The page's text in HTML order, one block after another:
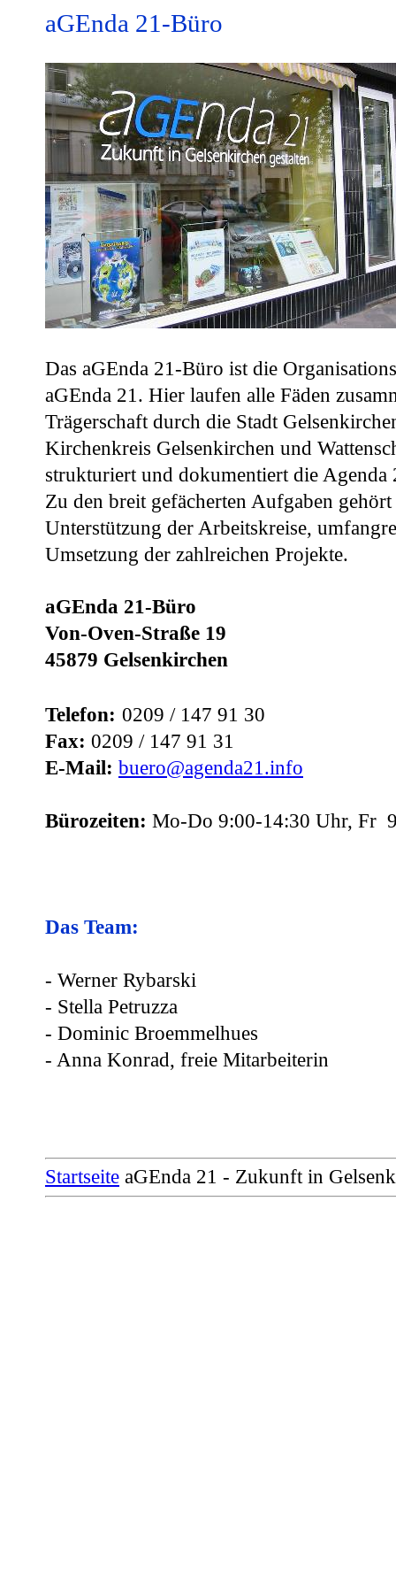
aGEnda 21-Büro
Das aGEnda 21-Büro ist die
aGEnda 21. Hier laufen alle Fäden
Trägerschaft durch die Stadt
Kirchenkreis Gelsenkirchen und
strukturiert und dokumentiert die
Zu den breit gefächerten Aufgaben
Unterstützung der Arbeitskreise,
Umsetzung der zahlreichen Projekte.
aGEnda 21-Büro
Von-Oven-Straße 19
45879 Gelsenkirchen
Telefon: 0209 / 147 91 30
Fax: 0209 / 147 91 31
E-Mail: buero@agenda21.info
Bürozeiten: Mo-Do 9:00-14:30 Uhr, Fr
Das Team:
- Werner Rybarski
- Stella Petruzza
- Dominic Broemmelhues
- Anna Konrad, freie Mitarbeiterin
Startseite aGEnda 21 - Zukunft in